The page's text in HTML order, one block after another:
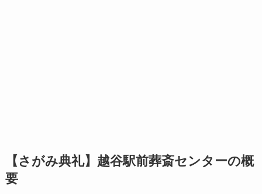
【さがみ典礼】越谷駅前葬斎センターの概
要